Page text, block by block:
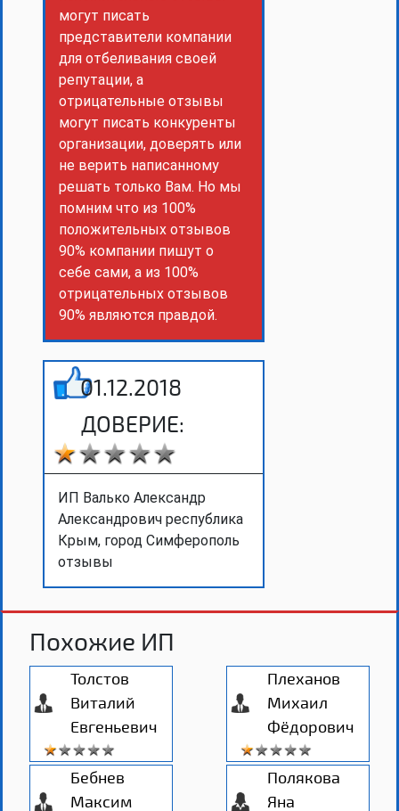
могут писать
представители компании
для отбеливания своей
репутации, а
отрицательные отзывы
могут писать конкуренты
организации, доверять или
не верить написанному
решать только Вам. Но мы
помним что из 100%
положительных отзывов
90% компании пишут о
себе сами, а из 100%
отрицательных отзывов
90% являются правдой.
01.12.2018
ДОВЕРИЕ:
ИП Валько Александр
Александрович республика
Крым, город Симферополь
отзывы
Похожие ИП
Толстов
Виталий
Евгеньевич
Бебнев
Максим
Плеханов
Михаил
Фёдорович
Полякова
Яна